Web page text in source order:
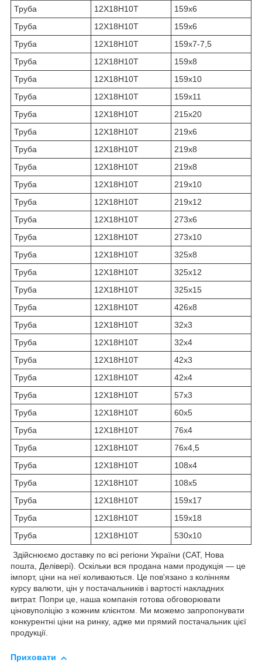
Труба
12Х18Н10Т
159х6
Труба
12Х18Н10Т
159х6
Труба
12Х18Н10Т
159х7-7,5
Труба
12Х18Н10Т
159х8
Труба
12Х18Н10Т
159х10
Труба
12Х18Н10Т
159х11
Труба
12Х18Н10Т
215х20
Труба
12Х18Н10Т
219х6
Труба
12Х18Н10Т
219х8
Труба
12Х18Н10Т
219х8
Труба
12Х18Н10Т
219х10
Труба
12Х18Н10Т
219х12
Труба
12Х18Н10Т
273х6
Труба
12Х18Н10Т
273х10
Труба
12Х18Н10Т
325х8
Труба
12Х18Н10Т
325х12
Труба
12Х18Н10Т
325х15
Труба
12Х18Н10Т
426х8
Труба
12Х18Н10Т
32х3
Труба
12Х18Н10Т
32х4
Труба
12Х18Н10Т
42х3
Труба
12Х18Н10Т
42х4
Труба
12Х18Н10Т
57х3
Труба
12Х18Н10Т
60х5
Труба
12Х18Н10Т
76х4
Труба
12Х18Н10Т
76х4,5
Труба
12Х18Н10Т
108х4
Труба
12Х18Н10Т
108х5
Труба
12Х18Н10Т
159х17
Труба
12Х18Н10Т
159х18
Труба
12Х18Н10Т 530х10
Здійснюємо доставку по всі регіони України (САТ, Нова
пошта, Делівері). Оскільки вся продана нами продукція — це
імпорт, ціни на неї коливаються. Це пов'язано з колінням
курсу валюти, цін у постачальників і вартості накладних
витрат. Попри це, наша компанія готова обговорювати
ціновуполіцію з кожним клієнтом. Ми можемо запропонувати
конкурентні ціни на ринку, адже ми прямий постачальник цієї
продукції.
Приховати